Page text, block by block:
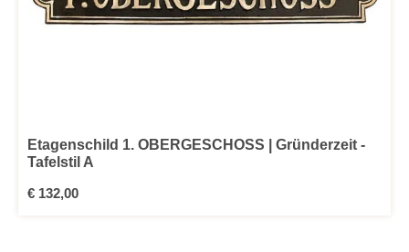
Etagenschild 1. OBERGESCHOSS | Gründerzeit -
Tafelstil A
Regulärer Preis:
€ 132,00